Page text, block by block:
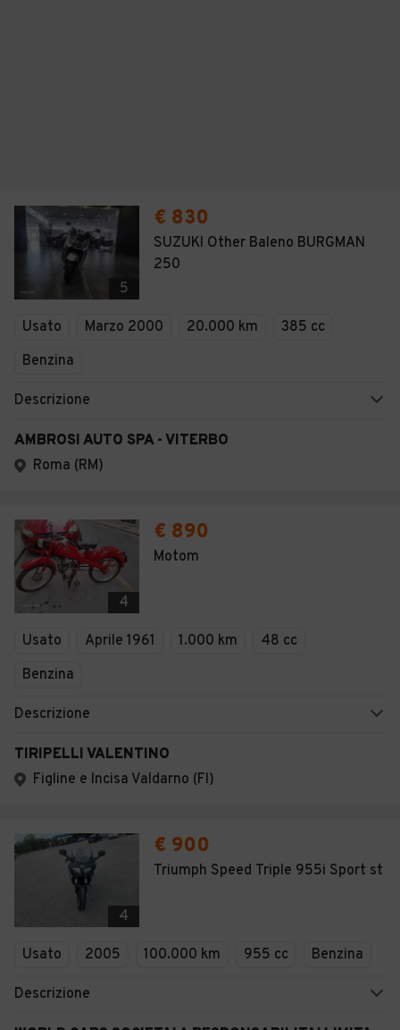
5
€ 830
SUZUKI Other Baleno BURGMAN
250
Usato Marzo 2000 20.000 km
385 cc
Benzina
Descrizione
AMBROSI AUTO SPA - VITERBO
Roma (RM)
4
€ 890
Motom
Usato Aprile 1961 1.000 km
48 cc
Benzina
Descrizione
TIRIPELLI VALENTINO
Figline e Incisa Valdarno (FI)
4
€ 900
Triumph Speed Triple 955i Sport st
Usato 2005 100.000 km 955 cc Benzina
Descrizione